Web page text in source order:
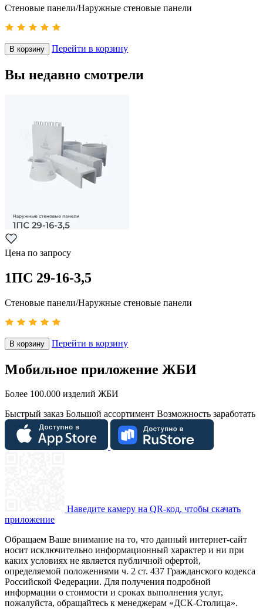
Стеновые панели/Наружные стеновые панели
В корзину Перейти в корзину
Вы недавно смотрели
Цена по запросу
1ПС 29-16-3,5
Стеновые панели/Наружные стеновые панели
В корзину Перейти в корзину
Мобильное приложение ЖБИ
Более 100.000 изделий ЖБИ
Быстрый заказ Большой ассортимент Возможность заработать
Наведите камеру на QR-код, чтобы скачать
приложение
Обращаем Ваше внимание на то, что данный интернет-сайт
носит исключительно информационный характер и ни при
каких условиях не является публичной офертой,
определяемой положениями ч. 2 ст. 437 Гражданского кодекса
Российской Федерации. Для получения подробной
информации о стоимости и сроках выполнения услуг,
пожалуйста, обращайтесь к менеджерам «ДСК-Столица».